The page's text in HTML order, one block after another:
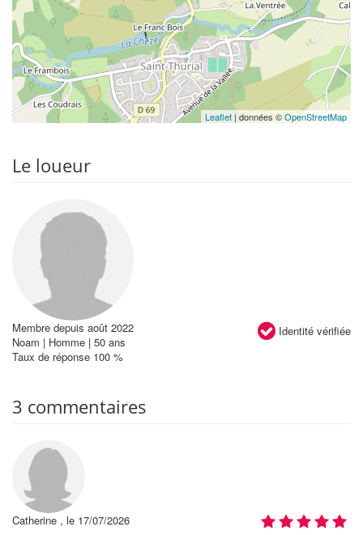
Leaflet | données ©OpenStreetMap
Le loueur
Identité vérifiée
Membre depuis août 2022
Noam | Homme | 50 ans
Taux de réponse 100 %
3 commentaires
Catherine , le 17/07/2026